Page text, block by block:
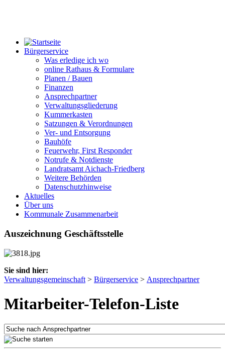
Bürgerservice
Was erledige ich wo
online Rathaus & Formulare
Planen / Bauen
Finanzen
Ansprechpartner
Verwaltungsgliederung
Kummerkasten
Satzungen & Verordnungen
Ver- und Entsorgung
Bauhöfe
Feuerwehr, First Responder
Notrufe & Notdienste
Landratsamt Aichach-Friedberg
Weitere Behörden
Datenschutzhinweise
Aktuelles
Über uns
Kommunale Zusammenarbeit
Auszeichnung Geschäftsstelle
Sie sind hier:
Verwaltungsgemeinschaft > Bürgerservice > Ansprechpartner
Mitarbeiter-Telefon-Liste